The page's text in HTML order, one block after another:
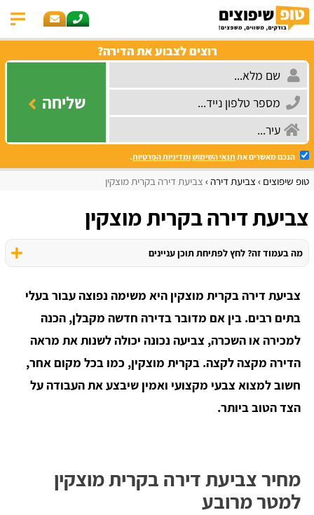
רוצים לצבוע את הדירה?
שליחה
הנכם מאשרים את תנאי השימושומדיניות הפרטיות.
טופ שיפוצים צביעת דירה צביעת דירה בקרית מוצקין
צביעת דירה בקרית מוצקין
מה בעמוד זה? לחץ לפתיחת תוכן עניינים
צביעת דירה בקרית מוצקין היא משימה נפוצה עבור בעלי
בתים רבים. בין אם מדובר בדירה חדשה מקבלן, הכנה
למכירה או השכרה, צביעה נכונה יכולה לשנות את מראה
הדירה מקצה לקצה. בקרית מוצקין, כמו בכל מקום אחר,
חשוב למצוא צבעי מקצועי ואמין שיבצע את העבודה על
הצד הטוב ביותר.
מחיר צביעת דירה בקרית מוצקין
למטר מרובע